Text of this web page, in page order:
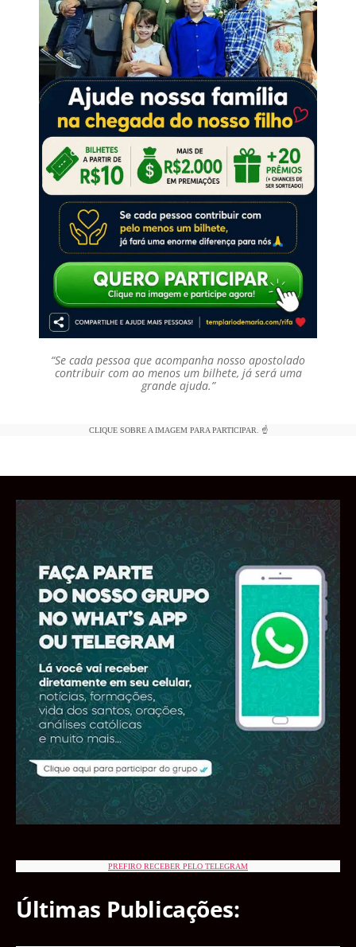
“Se cada pessoa que acompanha nosso apostolado
contribuir com ao menos um bilhete, já será uma
grande ajuda.”
CLIQUE SOBRE A IMAGEM PARA PARTICIPAR. ☝️
PREFIRO RECEBER PELO TELEGRAM
Últimas Publicações: